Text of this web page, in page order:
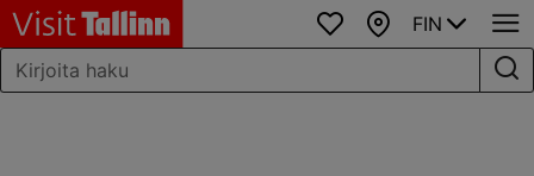
SuosikitKartta
FIN